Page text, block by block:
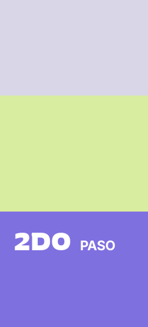
2DO PASO